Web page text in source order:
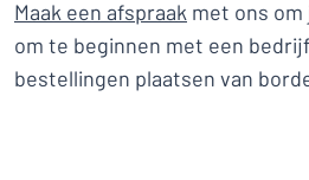
Maak een afspraak met ons
om te beginnen met een
bestellingen plaatsen van